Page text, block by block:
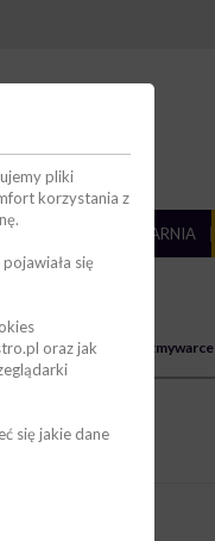
pliki
korzystania z
się
oraz jak
się jakie dane
123
CUKIERNIA/PIEKARNIA
Do mycia w zmywarce